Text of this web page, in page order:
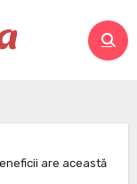
are această